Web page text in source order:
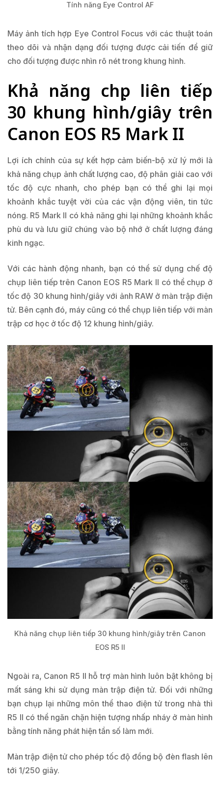
Tính năng Eye Control AF
Máy ảnh tích hợp Eye Control Focus với các thuật toán
theo dõi và nhận dạng đối tượng được cải tiến để giữ
cho đối tượng được nhìn rõ nét trong khung hình.
Khả năng chụp liên tiếp
30 khung hình/giây trên
Canon EOS R5 Mark II
Lợi ích chính của sự kết hợp cảm biến-bộ xử lý mới là
khả năng chụp ảnh chất lượng cao, độ phân giải cao với
tốc độ cực nhanh, cho phép bạn có thể ghi lại mọi
khoảnh khắc tuyệt vời của các vận động viên, tin tức
nóng. R5 Mark II có khả năng ghi lại những khoảnh khắc
phù du và lưu giữ chúng vào bộ nhớ ở chất lượng đáng
kinh ngạc.
Với các hành động nhanh, bạn có thể sử dụng chế độ
chụp liên tiếp trên Canon EOS R5 Mark II có thể chụp ở
tốc độ 30 khung hình/giây với ảnh RAW ở màn trập điện
tử. Bên cạnh đó, máy cũng có thể chụp liên tiếp với màn
trập cơ học ở tốc độ 12 khung hình/giây.
Khả năng chụp liên tiếp 30 khung hình/giây trên Canon
EOS R5 II
Ngoài ra, Canon R5 II hỗ trợ màn hình luôn bật không bị
mất sáng khi sử dụng màn trập điện tử. Đối với những
bạn chụp lại những môn thể thao điện tử trong nhà thì
R5 II có thể ngăn chặn hiện tượng nhấp nháy ở màn hình
bằng tính năng phát hiện tần số làm mới.
Màn trập điện tử cho phép tốc độ đồng bộ đèn flash lên
tới 1/250 giây.